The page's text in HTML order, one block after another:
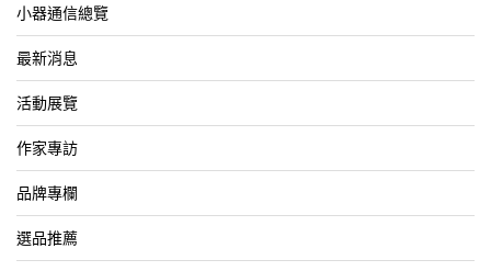
小器通信總覽
最新消息
活動展覽
作家專訪
品牌專欄
選品推薦